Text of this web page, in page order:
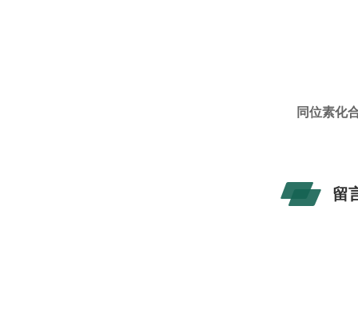
同位素化
留